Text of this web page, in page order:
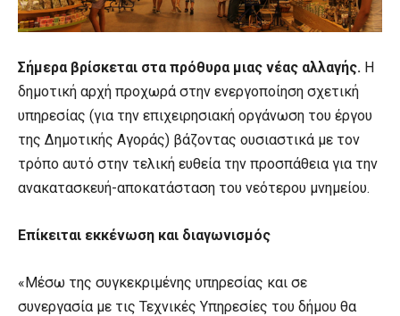
Σήμερα βρίσκεται στα πρόθυρα μιας νέας αλλαγής. Η
δημοτική αρχή προχωρά στην ενεργοποίηση σχετική
υπηρεσίας (για την επιχειρησιακή οργάνωση του έργου
της Δημοτικής Αγοράς) βάζοντας ουσιαστικά με τον
τρόπο αυτό στην τελική ευθεία την προσπάθεια για την
ανακατασκευή-αποκατάσταση του νεότερου μνημείου.
Επίκειται εκκένωση και διαγωνισμός
«Μέσω της συγκεκριμένης υπηρεσίας και σε
συνεργασία με τις Τεχνικές Υπηρεσίες του δήμου θα